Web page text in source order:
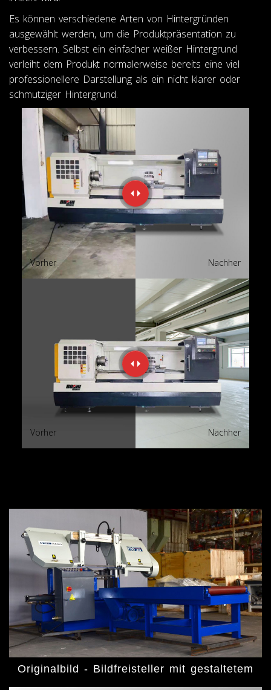
Es können verschiedene Arten von Hintergründen
ausgewählt werden, um die Produktpräsentation zu
verbessern. Selbst ein einfacher weißer Hintergrund
verleiht dem Produkt normalerweise bereits eine viel
professionellere Darstellung als ein nicht klarer oder
schmutziger Hintergrund.
Nachher
Vorher
Nachher
Vorher
Originalbild - Bildfreisteller mit gestaltetem